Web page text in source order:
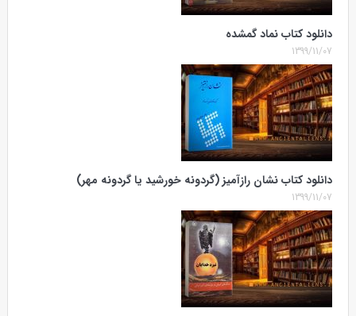
دانلود کتاب نماد گمشده
1399/11/07
دانلود کتاب نشان رازآمیز (گردونه خورشید یا گردونه مهر)
1399/11/07